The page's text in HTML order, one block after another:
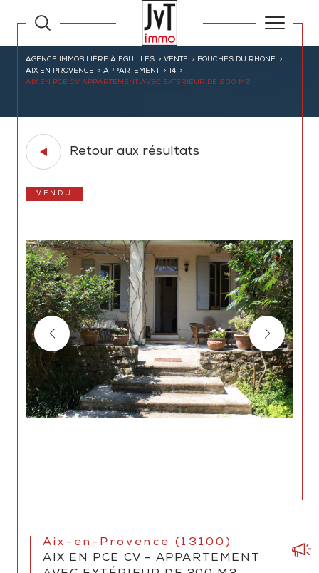
AGENCE IMMOBILIÈRE À EGUILLES VENTE
BOUCHES DU RHONE
AIX EN PROVENCE
APPARTEMENT
T4
AIX EN PCE CV APPARTEMENT AVEC EXTERIEUR DE 200 M2
Retour aux résultats
VENDU
Aix-en-Provence (13100)
AIX EN PCE CV - APPARTEMENT